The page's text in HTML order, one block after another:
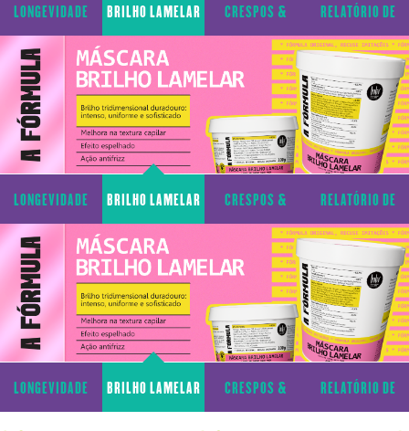
CAPILAR CACHOS TRANSPARÊNCIA
LONGEVIDADE
CAPILAR
BRILHO LAMELAR CRESPOS &
CACHOS
RELATÓRIO DE
TRANSPARÊNCIA
LONGEVIDADE
CAPILAR
BRILHO LAMELAR CRESPOS &
CACHOS
RELATÓRIO DE
TRANSPARÊNCIA